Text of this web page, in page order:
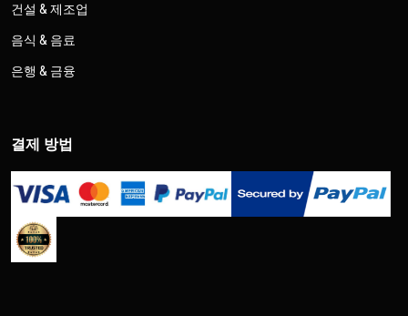
건설 & 제조업
음식 & 음료
은행 & 금융
결제 방법